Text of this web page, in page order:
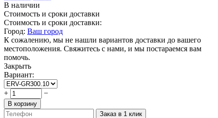
В наличии
Стоимость и сроки доставки
Стоимость и сроки доставки:
Город: Ваш город
К сожалению, мы не нашли вариантов доставки до вашего
местоположения. Свяжитесь с нами, и мы постараемся вам
помочь.
Закрыть
Вариант:
+ −
В корзину
Заказ в 1 клик